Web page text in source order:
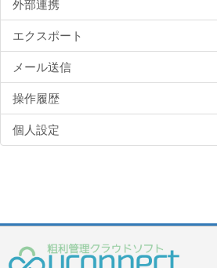
外部連携
エクスポート
メール送信
操作履歴
個人設定